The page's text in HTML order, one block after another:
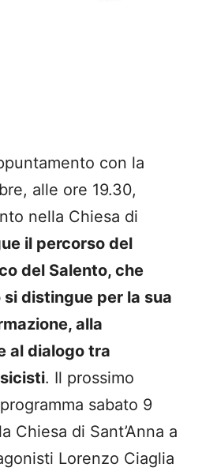
con la
alle ore 19.30,
nella Chiesa di
il percorso del
del Salento, che
si distingue per la sua
alla
al dialogo tra
. Il prossimo
sabato 9
Chiesa di Sant’Anna a
Lorenzo Ciaglia